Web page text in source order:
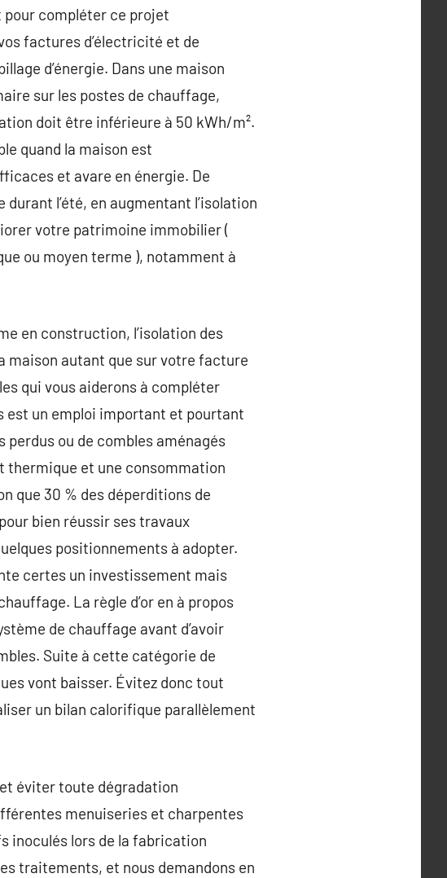
pour compléter ce projet
factures d’électricité et de
d’énergie. Dans une maison
sur les postes de chauffage,
doit être inférieure à 50 kWh/m².
quand la maison est
et avare en énergie. De
l’été, en augmentant l’isolation
votre patrimoine immobilier (
ou moyen terme ), notamment à
en construction, l’isolation des
maison autant que sur votre facture
qui vous aiderons à compléter
est un emploi important et pourtant
perdus ou de combles aménagés
thermique et une consommation
que 30 % des déperditions de
bien réussir ses travaux
positionnements à adopter.
certes un investissement mais
La règle d’or en à propos
de chauffage avant d’avoir
Suite à cette catégorie de
vont baisser. Évitez donc tout
un bilan calorifique parallèlement
éviter toute dégradation
menuiseries et charpentes
inoculés lors de la fabrication
traitements, et nous demandons en